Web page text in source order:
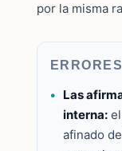
por la misma
Las
interna:
afinado